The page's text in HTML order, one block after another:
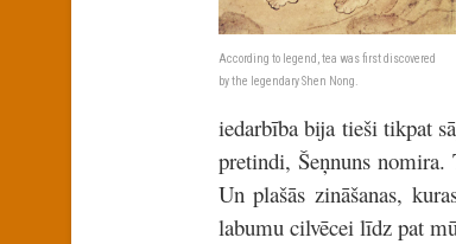
According to legend, tea was first discovered
by the legendary Shen Nong.
iedarbība bija tieši tikpat
pretindi, Šeņnuns nomira.
Un plašās zināšanas,
labumu cilvēcei līdz pat